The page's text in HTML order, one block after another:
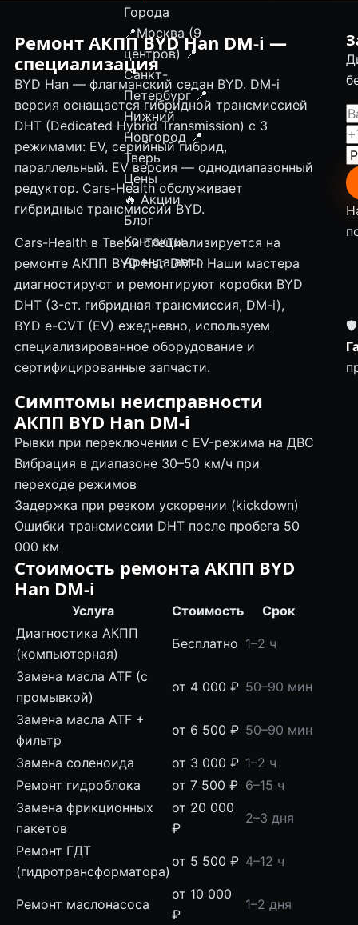
Города
📍Москва (9
центров) 📍
Санкт-
Петербург 📍
Нижний
Новгород 📍
Тверь
Цены
🔥 Акции
Блог
Контакты
Аренда авто
Ремонт АКПП BYD Han DM-i —
специализация
BYD Han — флагманский седан BYD. DM-i
версия оснащается гибридной трансмиссией
DHT (Dedicated Hybrid Transmission) с 3
режимами: EV, серийный гибрид,
параллельный. EV версия — однодиапазонный
редуктор. Cars-Health обслуживает
гибридные трансмиссии BYD.
Cars-Health в Твери специализируется на
ремонте АКПП BYD Han DM-i. Наши мастера
диагностируют и ремонтируют коробки BYD
DHT (3-ст. гибридная трансмиссия, DM-i),
BYD e-CVT (EV) ежедневно, используем
специализированное оборудование и
сертифицированные запчасти.
Симптомы неисправности
АКПП BYD Han DM-i
Рывки при переключении с EV-режима на ДВС
Вибрация в диапазоне 30–50 км/ч при
переходе режимов
Задержка при резком ускорении (kickdown)
Ошибки трансмиссии DHT после пробега 50
000 км
Стоимость ремонта АКПП BYD
Han DM-i
Услуга Стоимость
Срок
Диагностика АКПП
(компьютерная)
Бесплатно 1–2 ч
Замена масла ATF (с
промывкой)
от 4 000 ₽ 50–90 мин
Замена масла ATF +
фильтр
от 6 500 ₽ 50–90 мин
Замена соленоида от 3 000 ₽ 1–2 ч
Ремонт гидроблока
от 7 500 ₽ 6–15 ч
Замена фрикционных
пакетов
от 20 000
₽
2–3 дня
Ремонт ГДТ
(гидротрансформатора)
от 5 500 ₽ 4–12 ч
Ремонт маслонасоса
от 10 000
₽
1–2 дня
🛡